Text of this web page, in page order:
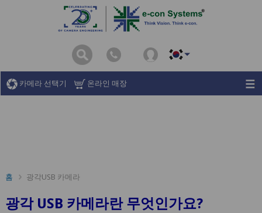
카메라 선택기 온라인 매장
홈 광각USB 카메라
광각 USB 카메라란 무엇인가요?